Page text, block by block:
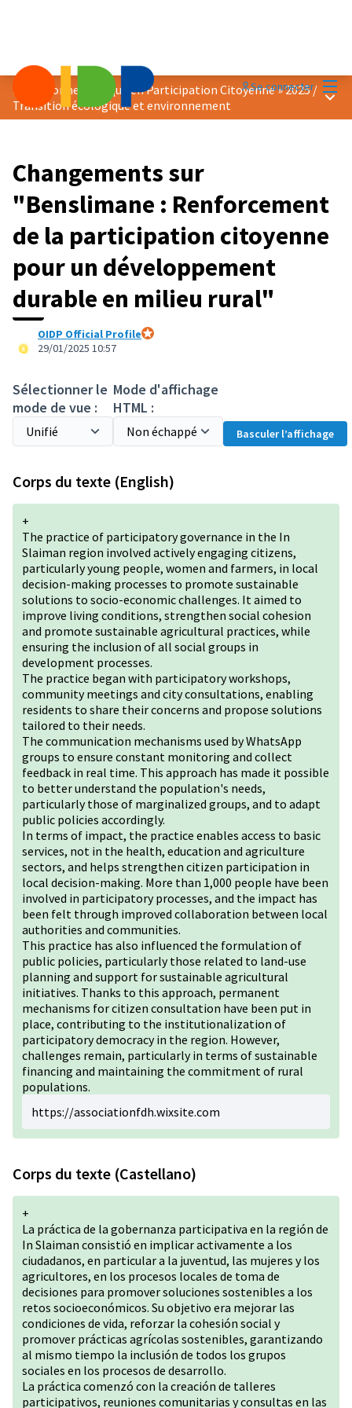
Se connecter
Prix « Bonne Pratique en Participation Citoyenne » 2025 /
Transition écologique et environnement
Changements sur
"Benslimane : Renforcement
de la participation citoyenne
pour un développement
durable en milieu rural"
OIDP Official Profile
29/01/2025 10:57
Sélectionner le
mode de vue :
Mode d'affichage
HTML :
Basculer l’affichage
Corps du texte (English)
+
The practice of participatory governance in the In
Slaiman region involved actively engaging citizens,
particularly young people, women and farmers, in local
decision-making processes to promote sustainable
solutions to socio-economic challenges. It aimed to
improve living conditions, strengthen social cohesion
and promote sustainable agricultural practices, while
ensuring the inclusion of all social groups in
development processes.
The practice began with participatory workshops,
community meetings and city consultations, enabling
residents to share their concerns and propose solutions
tailored to their needs.
The communication mechanisms used by WhatsApp
groups to ensure constant monitoring and collect
feedback in real time. This approach has made it possible
to better understand the population's needs,
particularly those of marginalized groups, and to adapt
public policies accordingly.
In terms of impact, the practice enables access to basic
services, not in the health, education and agriculture
sectors, and helps strengthen citizen participation in
local decision-making. More than 1,000 people have been
involved in participatory processes, and the impact has
been felt through improved collaboration between local
authorities and communities.
This practice has also influenced the formulation of
public policies, particularly those related to land-use
planning and support for sustainable agricultural
initiatives. Thanks to this approach, permanent
mechanisms for citizen consultation have been put in
place, contributing to the institutionalization of
participatory democracy in the region. However,
challenges remain, particularly in terms of sustainable
financing and maintaining the commitment of rural
populations.
https://associationfdh.wixsite.com
Corps du texte (Castellano)
+
La práctica de la gobernanza participativa en la región de
In Slaiman consistió en implicar activamente a los
ciudadanos, en particular a la juventud, las mujeres y los
agricultores, en los procesos locales de toma de
decisiones para promover soluciones sostenibles a los
retos socioeconómicos. Su objetivo era mejorar las
condiciones de vida, reforzar la cohesión social y
promover prácticas agrícolas sostenibles, garantizando
al mismo tiempo la inclusión de todos los grupos
sociales en los procesos de desarrollo.
La práctica comenzó con la creación de talleres
participativos, reuniones comunitarias y consultas en las